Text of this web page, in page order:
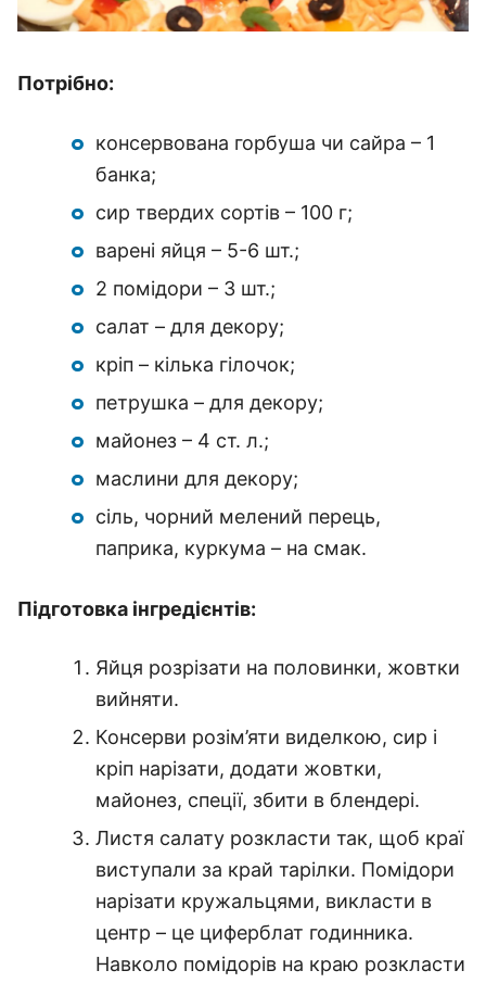
Потрібно:
консервована горбуша чи сайра – 1
банка;
сир твердих сортів – 100 г;
варені яйця – 5-6 шт.;
2 помідори – 3 шт.;
салат – для декору;
кріп – кілька гілочок;
петрушка – для декору;
майонез – 4 ст. л.;
маслини для декору;
сіль, чорний мелений перець,
паприка, куркума – на смак.
Підготовка інгредієнтів:
Яйця розрізати на половинки, жовтки
вийняти.
Консерви розім’яти виделкою, сир і
кріп нарізати, додати жовтки,
майонез, спеції, збити в блендері.
Листя салату розкласти так, щоб краї
виступали за край тарілки. Помідори
нарізати кружальцями, викласти в
центр – це циферблат годинника.
Навколо помідорів на краю розкласти